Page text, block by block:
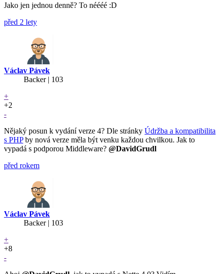
Jako jen jednou denně? To néééé :D
před 2 lety
Václav Pávek
Backer| 103
+
+2
-
Nějaký posun k vydání verze 4? Dle stránky Údržba a kompatibilita
s PHPby nová verze měla být venku každou chvilkou. Jak to
vypadá s podporou Middleware? @DavidGrudl
před rokem
Václav Pávek
Backer| 103
+
+8
-